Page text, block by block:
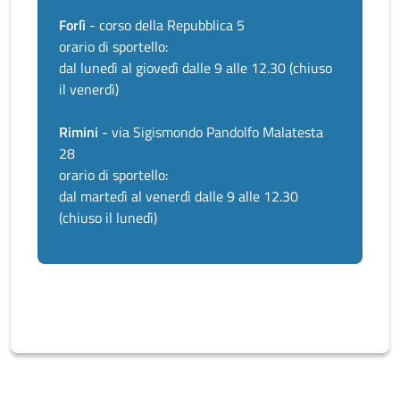
Forlì - corso della Repubblica 5
orario di sportello:
dal lunedì al giovedì dalle 9 alle 12.30 (chiuso
il venerdì)
Rimini - via Sigismondo Pandolfo Malatesta
28
orario di sportello:
dal martedì al venerdì dalle 9 alle 12.30
(chiuso il lunedì)